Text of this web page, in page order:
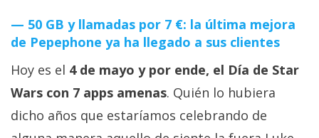
Ciberseguridad
Sistemas
operativos
Profesional
50 GB y llamadas por 7 €: la última mejora
de Pepephone ya ha llegado a sus clientes
Hoy es el 4 de mayo y por ende, el Día de Star
Wars con 7 apps amenas. Quién lo hubiera
dicho años que estaríamos celebrando de